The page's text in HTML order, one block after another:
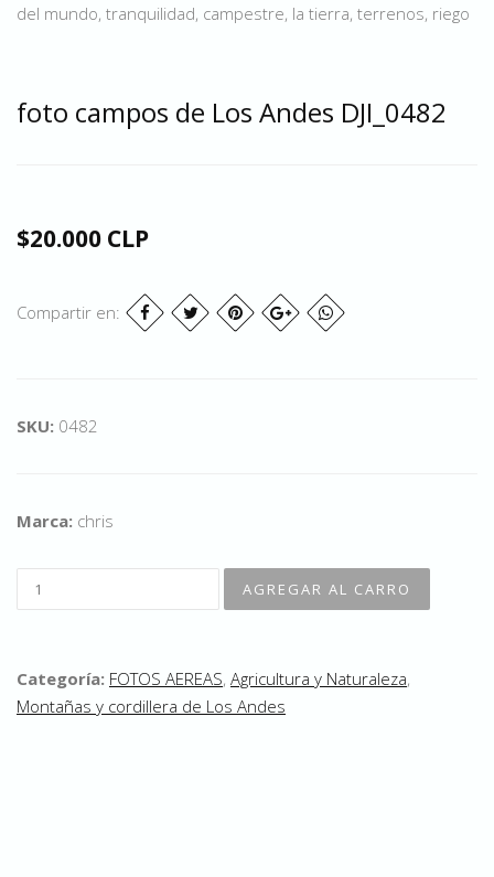
del mundo, tranquilidad, campestre, la tierra, terrenos, riego
foto campos de Los Andes DJI_0482
$20.000 CLP
Compartir en:
SKU: 0482
Marca: chris
Categoría: FOTOS AEREAS, Agricultura y Naturaleza,
Montañas y cordillera de Los Andes